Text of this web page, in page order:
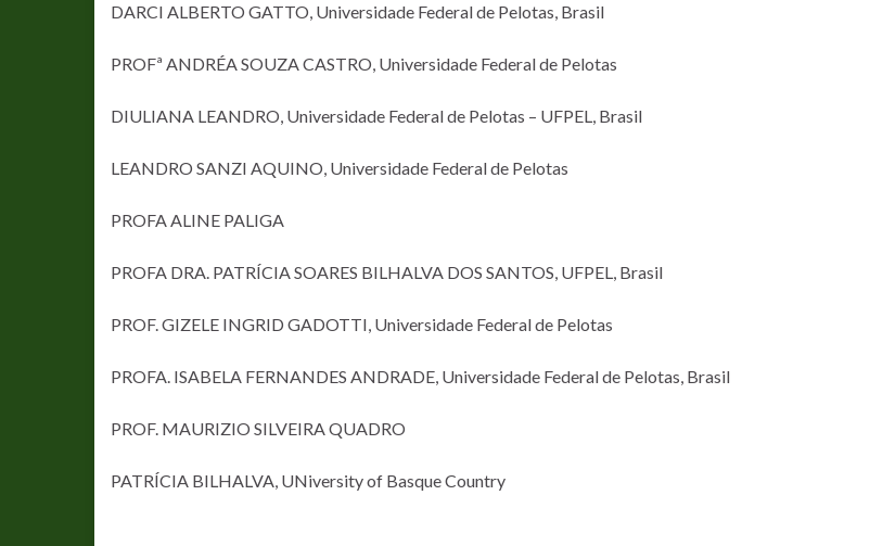
DARCI ALBERTO GATTO, Universidade Federal de Pelotas, Brasil
PROFª ANDRÉA SOUZA CASTRO, Universidade Federal de Pelotas
DIULIANA LEANDRO, Universidade Federal de Pelotas – UFPEL, Brasil
LEANDRO SANZI AQUINO, Universidade Federal de Pelotas
PROFA ALINE PALIGA
PROFA DRA. PATRÍCIA SOARES BILHALVA DOS SANTOS, UFPEL, Brasil
PROF. GIZELE INGRID GADOTTI, Universidade Federal de Pelotas
PROFA. ISABELA FERNANDES ANDRADE, Universidade Federal de Pelotas, Brasil
PROF. MAURIZIO SILVEIRA QUADRO
PATRÍCIA BILHALVA, UNiversity of Basque Country